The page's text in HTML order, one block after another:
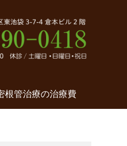
都
根管治療の治療費